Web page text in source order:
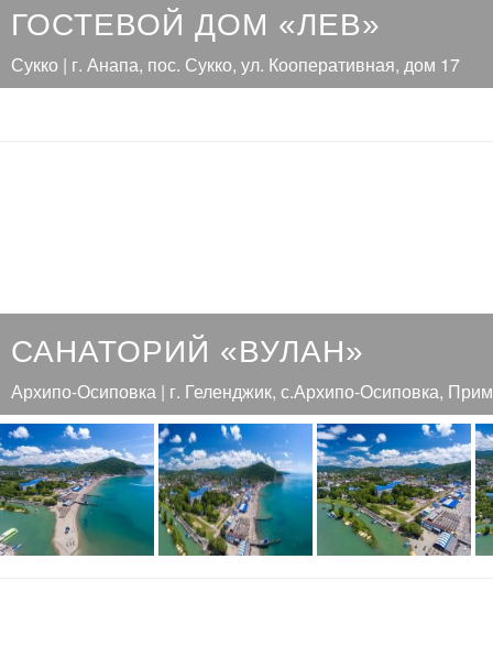
ГОСТЕВОЙ ДОМ «ЛЕВ»
Сукко | г. Анапа, пос. Сукко, ул. Кооперативная, дом 17
САНАТОРИЙ «ВУЛАН»
Архипо-Осиповка | г. Геленджик, с.Архипо-Осиповка,